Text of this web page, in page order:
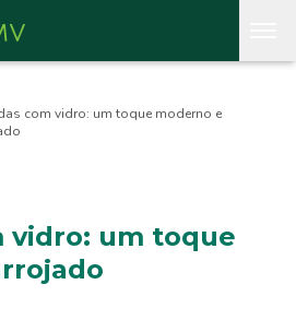
com vidro: um toque moderno e
vidro: um toque